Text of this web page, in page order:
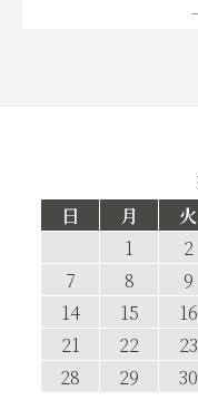
日 月 火
1
2
7
8 9
14
15 16
21
22 23
28
29 30